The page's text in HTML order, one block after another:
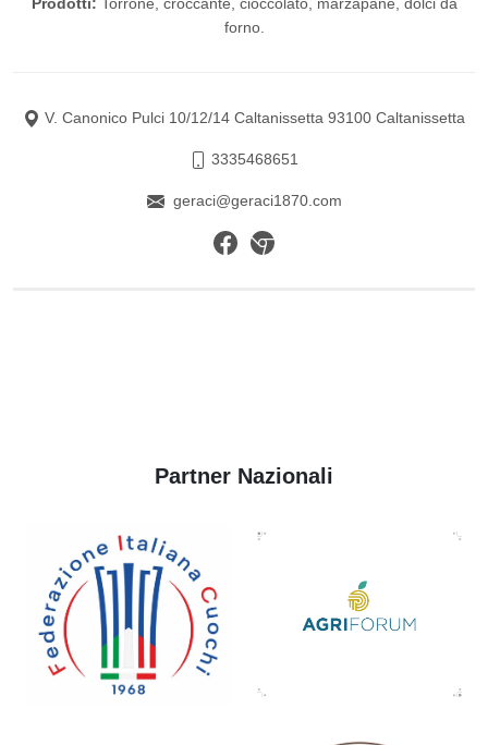
forno.
V. Canonico Pulci 10/12/14 Caltanissetta 93100 Caltanissetta
3335468651
geraci@geraci1870.com
Partner Nazionali